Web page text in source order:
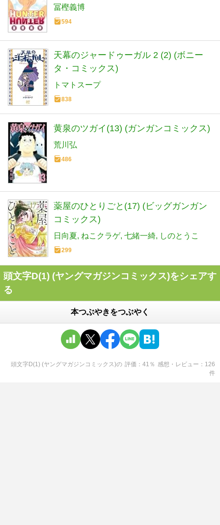
冨樫義博
594
天幕のジャードゥーガル 2 (2) (ボニー
タ・コミックス)
トマトスープ
838
黄泉のツガイ(13) (ガンガンコミックス)
荒川弘
486
薬屋のひとりごと(17) (ビッグガンガン
コミックス)
日向夏 ねこクラゲ 七緒一綺 しのとうこ
299
頭文字D(1) (ヤングマガジンコミックス)をシェアす
る
本つぶやきをつぶやく
頭文字D(1) (ヤングマガジンコミックス)の 評価 41 ％ 感想・レビュー
126
件